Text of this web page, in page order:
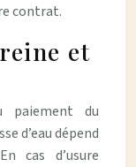
contrat.
et
paiement du
d’eau dépend
cas d’usure